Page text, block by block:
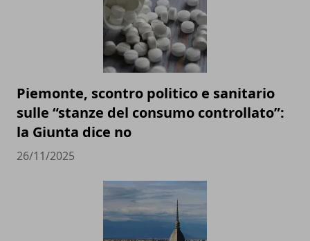
Piemonte, scontro politico e sanitario
sulle “stanze del consumo controllato”:
la Giunta dice no
26/11/2025